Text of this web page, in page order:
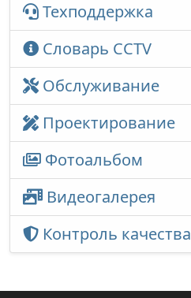
Техподдержка
Словарь CCTV
Обслуживание
Проектирование
Фотоальбом
Видеогалерея
Контроль качества